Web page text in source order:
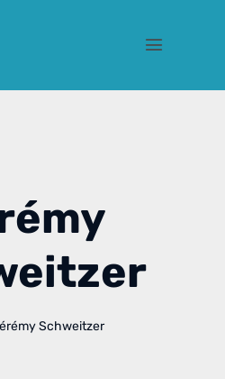
Schweitzer